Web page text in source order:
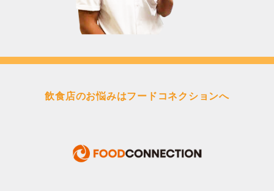
飲食店のお悩みはフードコネクションへ